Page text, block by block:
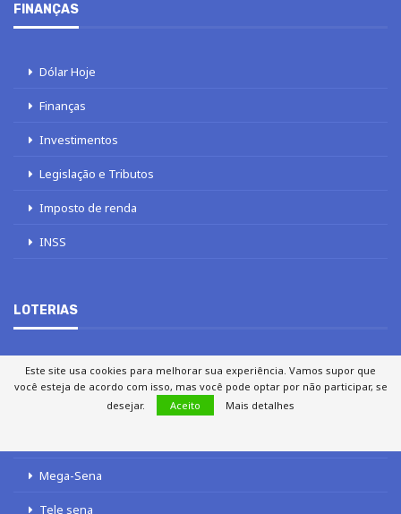
FINANÇAS
Dólar Hoje
Finanças
Investimentos
Legislação e Tributos
Imposto de renda
INSS
LOTERIAS
Loterias
Mega-Sena
Tele sena
Este site usa cookies para melhorar sua experiência. Vamos supor que
você esteja de acordo com isso, mas você pode optar por não participar, se
desejar.
Aceito Mais detalhes